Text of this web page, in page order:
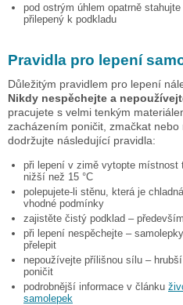
pod ostrým úhlem opatrně
přilepený k podkladu
Pravidla pro lepení
Důležitým pravidlem pro lepení
Nikdy nespěchejte a
pracujete s velmi tenkým
zacházením poničit, zmačkat
dodržujte následující pravidla:
při lepení v zimě vytopte místnost
nižší než 15 °C
polepujete-li stěnu, která je
vhodné podmínky
zajistěte čistý podklad –
při lepení nespěchejte –
přelepit
nepoužívejte přílišnou sílu –
poničit
podrobnější informace v článku
samolepek